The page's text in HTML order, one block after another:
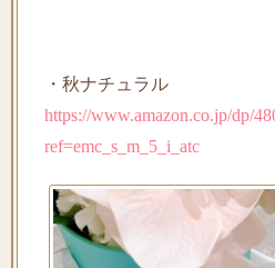
・秋ナチュラル
https://www.amazon.co.jp/dp/
ref=emc_s_m_5_i_atc